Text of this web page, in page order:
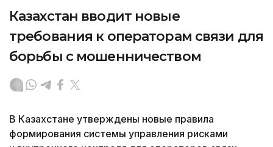
Казахстан вводит новые
требования к операторам связи для
борьбы с мошенничеством
В Казахстане утверждены новые правила
формирования системы управления рисками